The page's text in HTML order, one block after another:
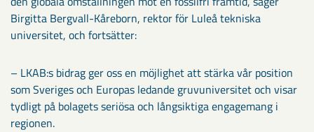
Birgitta Bergvall-Kåreborn, rektor för Luleå tekniska
universitet, och fortsätter:
– LKAB:s bidrag ger oss en möjlighet att stärka vår position
som Sveriges och Europas ledande gruvuniversitet och visar
tydligt på bolagets seriösa och långsiktiga engagemang i
regionen.